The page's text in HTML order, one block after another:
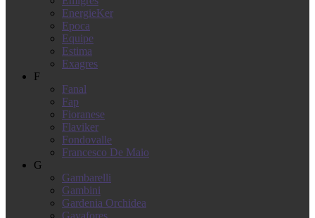
EnergieKer
Epoca
Equipe
Estima
Exagres
F
Fanal
Fap
Fioranese
Flaviker
Fondovalle
Francesco De Maio
G
Gambarelli
Gambini
Gardenia Orchidea
Gayafores